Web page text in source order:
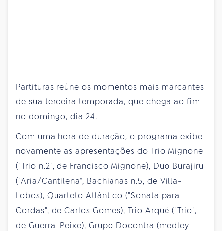
Partituras reúne os momentos mais marcantes
de sua terceira temporada, que chega ao fim
no domingo, dia 24.
Com uma hora de duração, o programa exibe
novamente as apresentações do Trio Mignone
("Trio n.2", de Francisco Mignone), Duo Burajiru
("Aria/Cantilena”, Bachianas n.5, de Villa-
Lobos), Quarteto Atlântico ("Sonata para
Cordas", de Carlos Gomes), Trio Arqué ("Trio",
de Guerra-Peixe), Grupo Docontra (medley